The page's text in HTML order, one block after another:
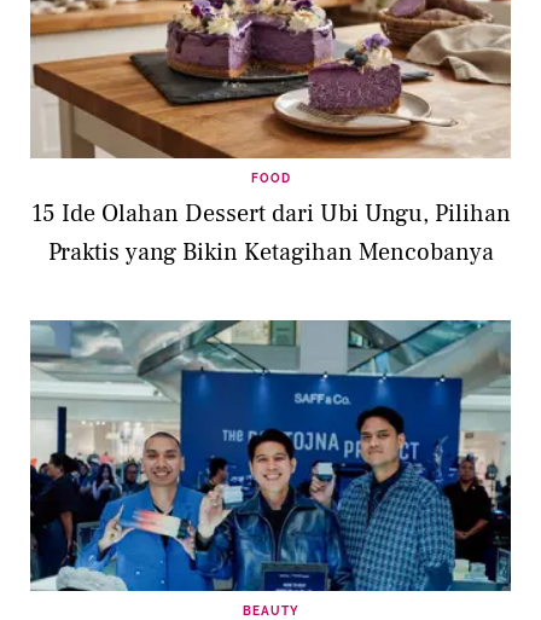
FOOD
15 Ide Olahan Dessert dari Ubi Ungu, Pilihan
Praktis yang Bikin Ketagihan Mencobanya
BEAUTY